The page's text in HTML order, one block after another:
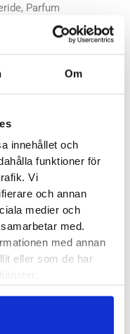
Om
innehållet och
funktioner för
Vi
och annan
medier och
med.
med annan
eller som de har
Parfum
Flower
Tocopherol, Retinyl
Oil, Daucus Carota